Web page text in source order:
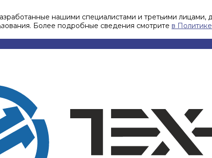
нашими специалистами и третьими
Более подробные сведения смотрите в